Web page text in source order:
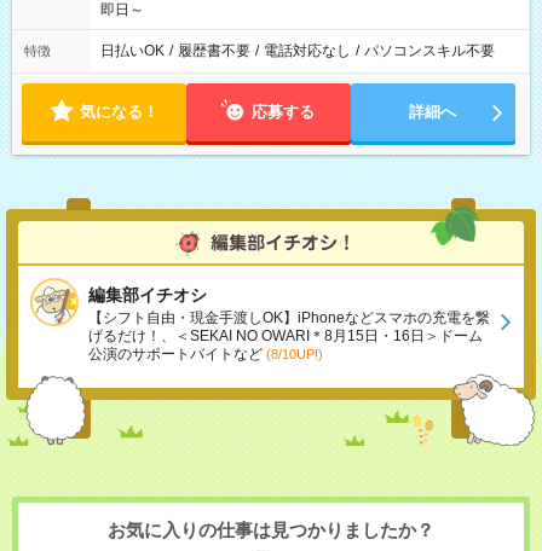
即日～
特徴 日払いOK / 履歴書不要 / 電話対応なし / パソコンスキル不要
気になる！ 応募する 詳細へ
編集部イチオシ
【シフト自由・現金手渡しOK】iPhoneなどスマホの充電を繋
げるだけ！、＜SEKAI NO OWARI＊8月15日・16日＞ドーム
公演のサポートバイトなど (8/10UP!)
お気に入りの仕事は見つかりましたか？